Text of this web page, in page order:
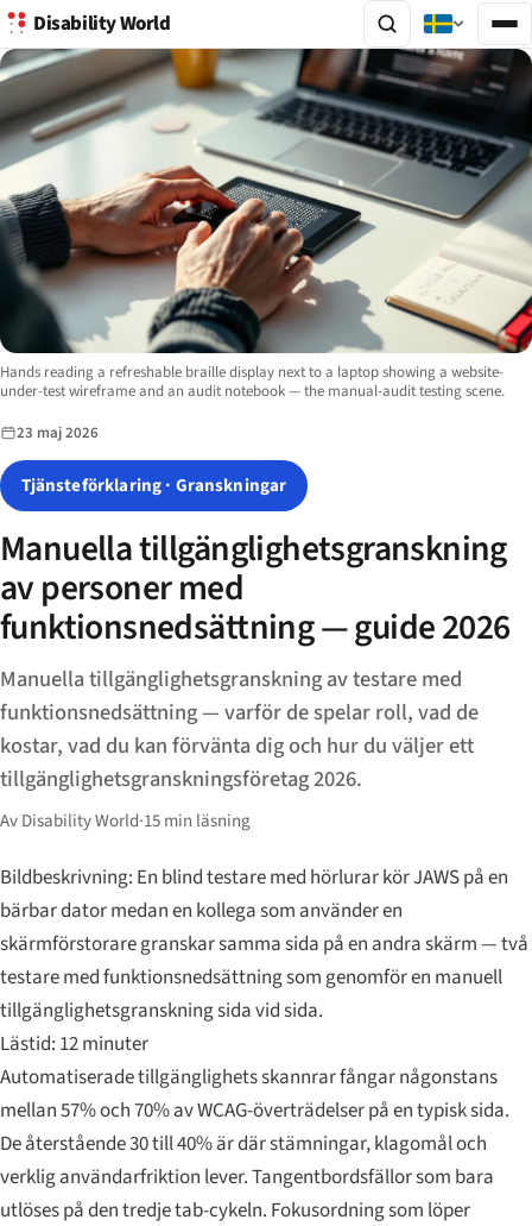
Disability World
Image description:
Hands reading a refreshable braille display next to a laptop showing a website-
under-test wireframe and an audit notebook — the manual-audit testing scene.
23 maj 2026
Tjänsteförklaring · Granskningar
Manuella tillgänglighetsgranskning
av personer med
funktionsnedsättning — guide 2026
Manuella tillgänglighetsgranskning av testare med
funktionsnedsättning — varför de spelar roll, vad de
kostar, vad du kan förvänta dig och hur du väljer ett
tillgänglighetsgranskningsföretag 2026.
Av Disability World·15 min läsning
Bildbeskrivning: En blind testare med hörlurar kör JAWS på en
bärbar dator medan en kollega som använder en
skärmförstorare granskar samma sida på en andra skärm — två
testare med funktionsnedsättning som genomför en manuell
tillgänglighetsgranskning sida vid sida.
Lästid: 12 minuter
Automatiserade tillgänglighets skannrar fångar någonstans
mellan 57% och 70% av WCAG-överträdelser på en typisk sida.
De återstående 30 till 40% är där stämningar, klagomål och
verklig användarfriktion lever. Tangentbordsfällor som bara
utlöses på den tredje tab-cykeln. Fokusordning som löper